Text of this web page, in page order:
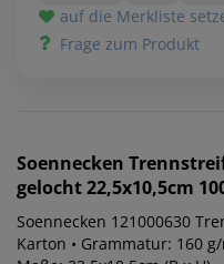
auf die Merkliste
Frage zum Produkt
Soennecken
gelocht 22,5x10,5cm
Soennecken 121000630
Karton • Grammatur: 160